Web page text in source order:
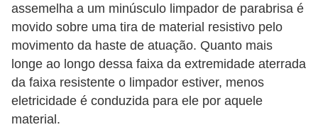
assemelha a um minúsculo limpador de parabrisa é
movido sobre uma tira de material resistivo pelo
movimento da haste de atuação. Quanto mais
longe ao longo dessa faixa da extremidade aterrada
da faixa resistente o limpador estiver, menos
eletricidade é conduzida para ele por aquele
material.
o
t
i
v
o
s